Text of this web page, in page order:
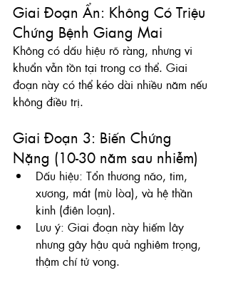
Giai Đoạn Ẩn: Không Có Triệu
Chứng Bệnh Giang Mai
Không có dấu hiệu rõ ràng, nhưng vi
khuẩn vẫn tồn tại trong cơ thể. Giai
đoạn này có thể kéo dài nhiều năm nếu
không điều trị.
Giai Đoạn 3: Biến Chứng
Nặng (10-30 năm sau nhiễm)
Dấu hiệu: Tổn thương não, tim,
xương, mắt (mù lòa), và hệ thần
kinh (điên loạn).
Lưu ý: Giai đoạn này hiếm lây
nhưng gây hậu quả nghiêm trọng,
thậm chí tử vong.